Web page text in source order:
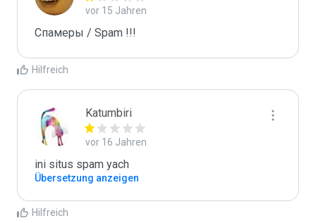
vor 15 Jahren
Спамеры / Spam !!!
Hilfreich
Katumbiri
vor 16 Jahren
ini situs spam yach
Übersetzung anzeigen
Hilfreich